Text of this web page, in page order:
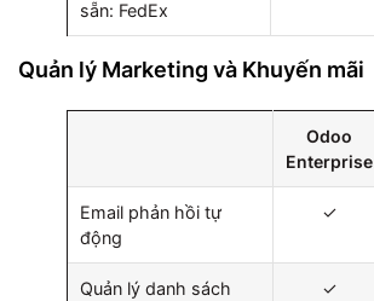
sẵn: FedEx
Quản lý Marketing và Khuyến mãi
Odoo
Enterprise
Email phản hồi tự
động
✓
Quản lý danh sách
✓